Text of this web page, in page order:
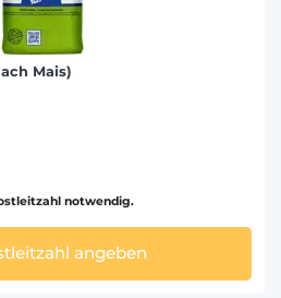
Mais)
notwendig.
angeben